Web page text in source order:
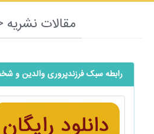
مقالات نشریه
رابطه سبک ‌فرزندپروری والدین و